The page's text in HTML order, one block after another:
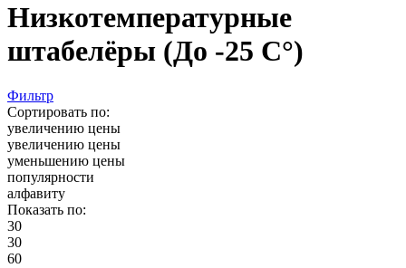
Низкотемпературные
штабелёры (До -25 C°)
Фильтр
Сортировать по:
увеличению цены
увеличению цены
уменьшению цены
популярности
алфавиту
Показать по:
30
30
60